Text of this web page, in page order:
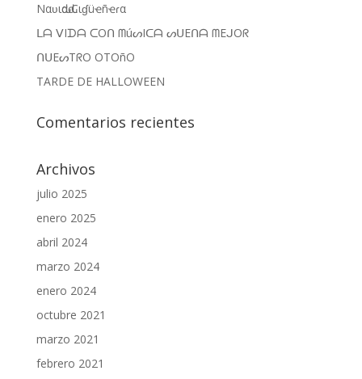
Nαʋιԃαԃ Cιɠüҽñҽɾα
ᒪᗩ ᐯIᗪᗩ ᑕOᑎ ᗰúᔕIᑕᗩ ᔕᑌEᑎᗩ ᗰEᒍOᖇ
ᑎᑌEᔕTᖇO OTOñO
TARDE DE HALLOWEEN
Comentarios recientes
Archivos
julio 2025
enero 2025
abril 2024
marzo 2024
enero 2024
octubre 2021
marzo 2021
febrero 2021